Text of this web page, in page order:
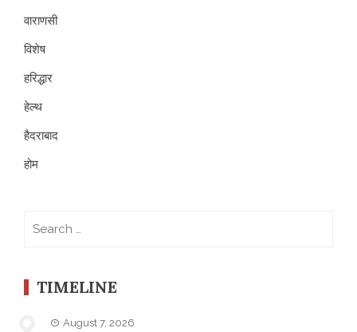
वाराणसी
विशेष
हरिद्धार
हेल्थ
हैदराबाद
होम
TIMELINE
August 7, 2026